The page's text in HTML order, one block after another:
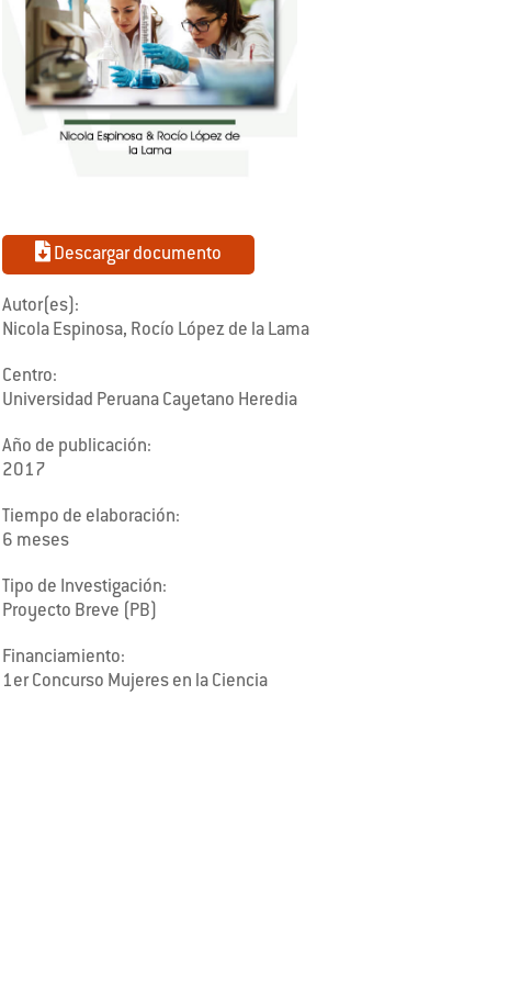
Descargar documento
Autor(es):
Nicola Espinosa, Rocío López de la Lama
Centro:
Universidad Peruana Cayetano Heredia
Año de publicación:
2017
Tiempo de elaboración:
6 meses
Tipo de Investigación:
Proyecto Breve (PB)
Financiamiento:
1er Concurso Mujeres en la Ciencia